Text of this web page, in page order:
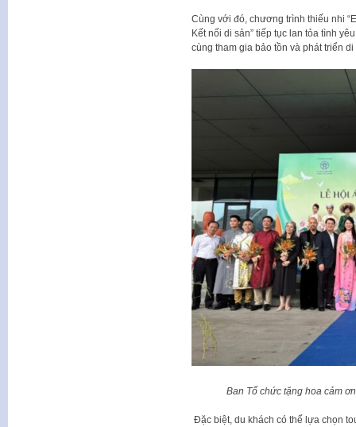
Cùng với đó, chương trình thiếu nhi
Kết nối di sản” tiếp tục lan tỏa tình
cùng tham gia bảo tồn và phát triển
Ban Tổ chức tặng hoa cảm
Đặc biệt, du khách có thể lựa chọn